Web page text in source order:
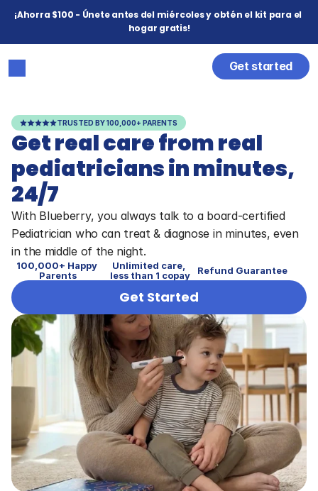
¡Ahorra $100 - Únete antes del miércoles y obtén el kit para el
hogar gratis!
Get started
TRUSTED BY 100,000+ PARENTS
Get real care from real
pediatricians in minutes,
24/7
With Blueberry, you always talk to a board-certified
Pediatrician who can treat & diagnose in minutes, even
in the middle of the night.
Get Started
100,000+ Happy
Parents
Unlimited care,
less than 1 copay
Refund Guarantee